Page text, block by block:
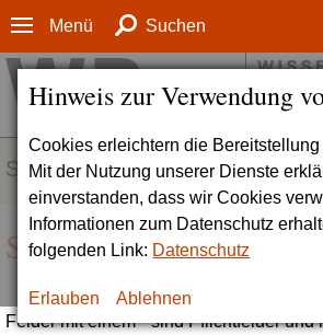
Hinweis zur Verwendung
Cookies erleichtern die
Mit der Nutzung unserer Dienste
einverstanden, dass wir Cookies
Informationen zum Datenschutz
folgenden Link: Datenschutz
Erlauben Ablehnen
Menü Suchen
SERVICE
Seite empfehlen
Felder mit einem * sind Pflichtfelder und